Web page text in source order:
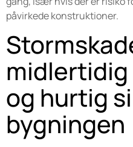
påvirkede konstruktioner.
og hurtig
bygningen